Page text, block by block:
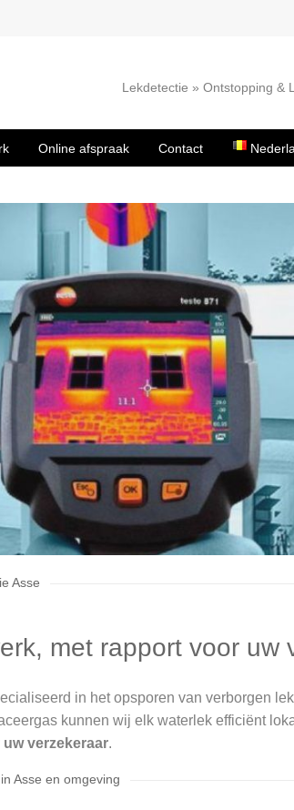
Lekdetectie » Ontstopping &
Online afspraak Contact
Asse
met rapport voor uw
in het opsporen van verborgen
kunnen wij elk waterlek efficiënt
verzekeraar.
Asse en omgeving